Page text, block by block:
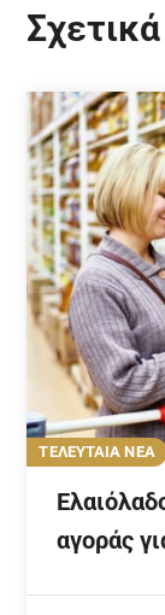
ΤΕΛΕΥΤΑΙΑ ΝΕΑ
αγοράς